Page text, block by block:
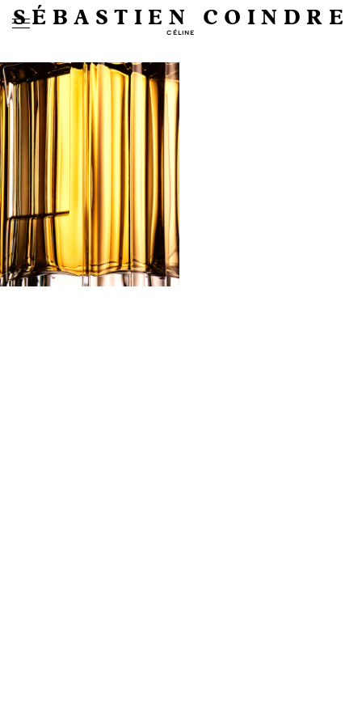
SÉBASTIEN COINDRE
CÉLINE